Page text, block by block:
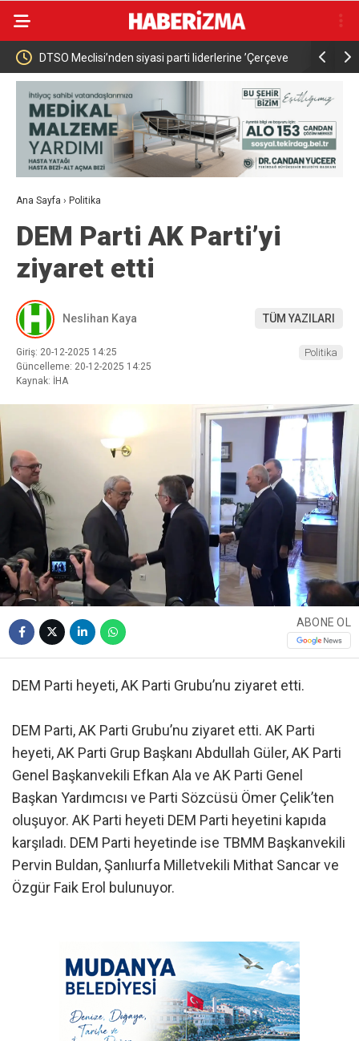
DTSO Meclisi’nden siyasi parti liderlerine ’Çerçeve
Yasa’ çağrısı gün
Ana Sayfa › Politika
DEM Parti AK Parti’yi
ziyaret etti
Neslihan Kaya TÜM YAZILARI
Giriş: 20-12-2025 14:25
Güncelleme: 20-12-2025 14:25
Kaynak: İHA
Politika
ABONE OL
DEM Parti heyeti, AK Parti Grubu’nu ziyaret etti.
DEM Parti, AK Parti Grubu’nu ziyaret etti. AK Parti
heyeti, AK Parti Grup Başkanı Abdullah Güler, AK Parti
Genel Başkanvekili Efkan Ala ve AK Parti Genel
Başkan Yardımcısı ve Parti Sözcüsü Ömer Çelik’ten
oluşuyor. AK Parti heyeti DEM Parti heyetini kapıda
karşıladı. DEM Parti heyetinde ise TBMM Başkanvekili
Pervin Buldan, Şanlıurfa Milletvekili Mithat Sancar ve
Özgür Faik Erol bulunuyor.